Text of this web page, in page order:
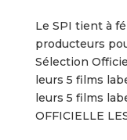
Le SPI tient à
producteurs
Sélection
leurs 5 films
leurs 5 films
OFFICIELLE